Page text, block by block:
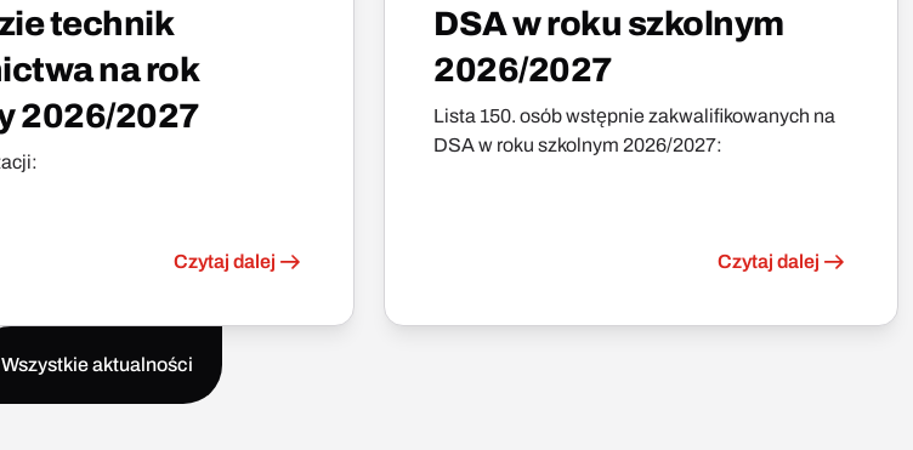
technik
na rok
2026/2027
Czytaj dalej
DSA w roku szkolnym
2026/2027
Lista 150. osób wstępnie zakwalifikowanych na
DSA w roku szkolnym 2026/2027:
Czytaj dalej
Wszystkie aktualności